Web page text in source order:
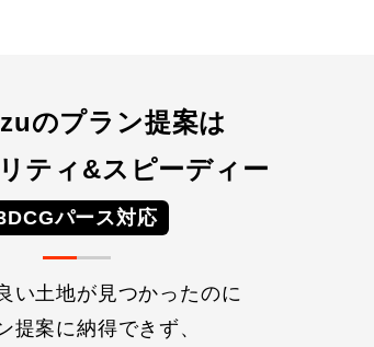
のプラン提案は
ティ&スピーディー
パース対応
い土地が見つかったのに
提案に納得できず、